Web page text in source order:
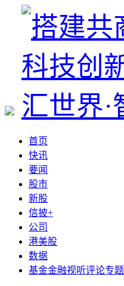
首页
快讯
要闻
股市
新股
信披+
公司
港美股
数据
基金金融视听评论专题